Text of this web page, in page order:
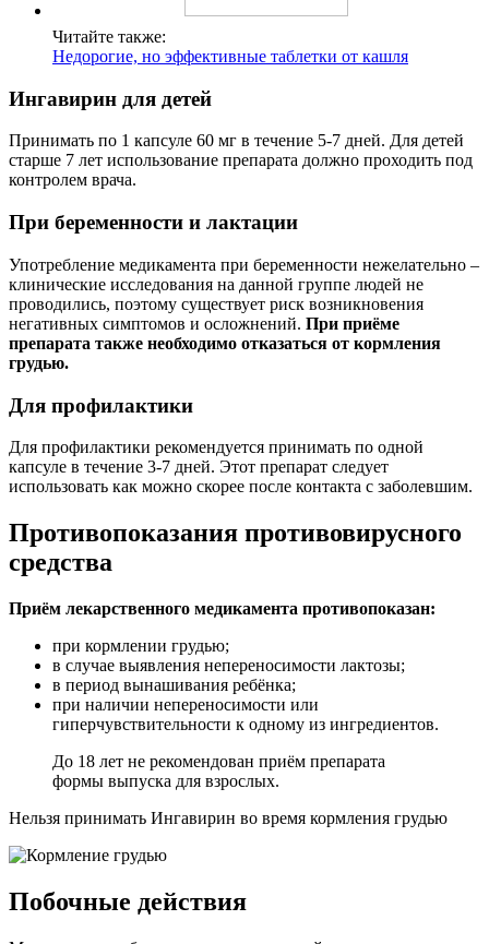
Читайте также:
Недорогие, но эффективные таблетки от кашля
Ингавирин для детей
Принимать по 1 капсуле 60 мг в течение 5-7 дней. Для детей
старше 7 лет использование препарата должно проходить под
контролем врача.
При беременности и лактации
Употребление медикамента при беременности нежелательно –
клинические исследования на данной группе людей не
проводились, поэтому существует риск возникновения
негативных симптомов и осложнений. При приёме
препарата также необходимо отказаться от кормления
грудью.
Для профилактики
Для профилактики рекомендуется принимать по одной
капсуле в течение 3-7 дней. Этот препарат следует
использовать как можно скорее после контакта с заболевшим.
Противопоказания противовирусного
средства
Приём лекарственного медикамента противопоказан:
при кормлении грудью;
в случае выявления непереносимости лактозы;
в период вынашивания ребёнка;
при наличии непереносимости или
гиперчувствительности к одному из ингредиентов.
До 18 лет не рекомендован приём препарата
формы выпуска для взрослых.
Нельзя принимать Ингавирин во время кормления грудью
Побочные действия